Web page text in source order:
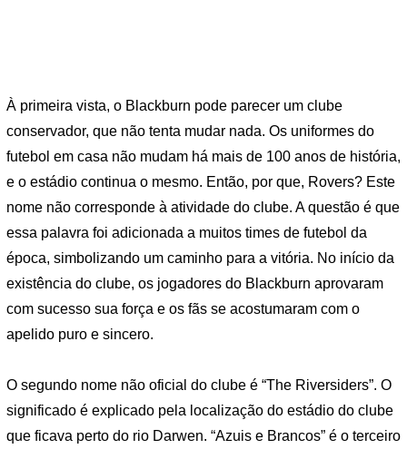
À primeira vista, o Blackburn pode parecer um clube
conservador, que não tenta mudar nada. Os uniformes do
futebol em casa não mudam há mais de 100 anos de história,
e o estádio continua o mesmo. Então, por que, Rovers? Este
nome não corresponde à atividade do clube. A questão é que
essa palavra foi adicionada a muitos times de futebol da
época, simbolizando um caminho para a vitória. No início da
existência do clube, os jogadores do Blackburn aprovaram
com sucesso sua força e os fãs se acostumaram com o
apelido puro e sincero.
O segundo nome não oficial do clube é “The Riversiders”. O
significado é explicado pela localização do estádio do clube
que ficava perto do rio Darwen. “Azuis e Brancos” é o terceiro